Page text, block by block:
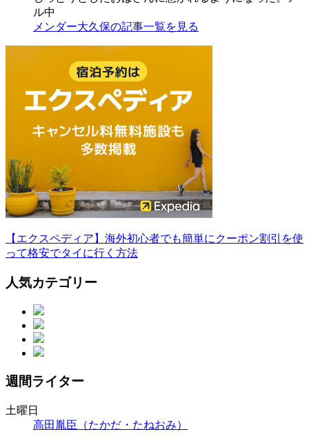
ル中
メンダー大久保の記事一覧を見る
【エクスペディア】海外初心者でも簡単にクーポン割引を使
って格安でタイに行く方法
人気カテゴリー
週間ライター
土曜日
高田胤臣（たかだ・たねおみ）